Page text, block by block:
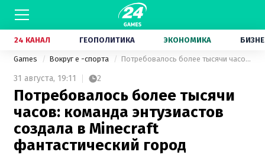
24 КАНАЛ ГЕОПОЛИТИКА ЭКОНОМИКА
Games Вокруг е -спорта Потребовалось более тысячи часов: команда энтузиастов создала в Minecraft фантастический город
31 августа, 19:11 2
Потребовалось более тысячи
часов: команда энтузиастов
создала в Minecraft
фантастический город